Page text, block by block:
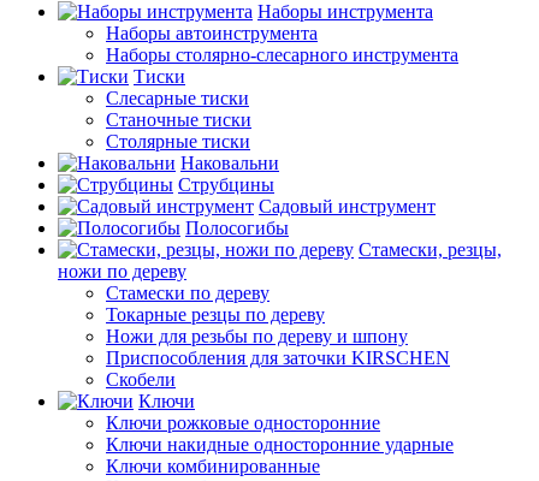
Наборы инструмента
Наборы автоинструмента
Наборы столярно-слесарного инструмента
Тиски
Слесарные тиски
Станочные тиски
Столярные тиски
Наковальни
Струбцины
Садовый инструмент
Полосогибы
Стамески, резцы,
ножи по дереву
Стамески по дереву
Токарные резцы по дереву
Ножи для резьбы по дереву и шпону
Приспособления для заточки KIRSCHEN
Скобели
Ключи
Ключи рожковые односторонние
Ключи накидные односторонние ударные
Ключи комбинированные